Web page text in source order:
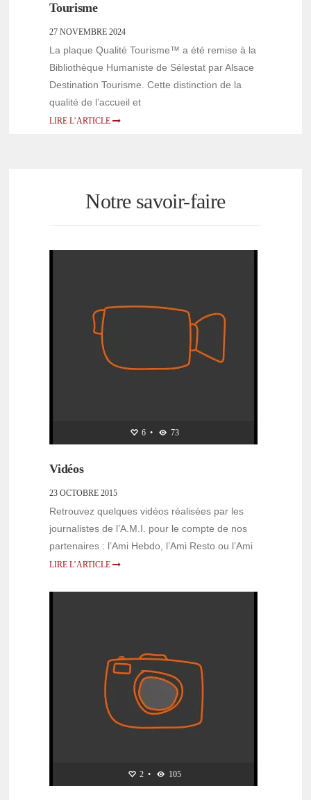
Tourisme
27 NOVEMBRE 2024
La plaque Qualité Tourisme™ a été remise à la
Bibliothèque Humaniste de Sélestat par Alsace
Destination Tourisme. Cette distinction de la
qualité de l’accueil et
LIRE L’ARTICLE
Notre savoir-faire
6 • 73
Vidéos
23 OCTOBRE 2015
Retrouvez quelques vidéos réalisées par les
journalistes de l’A.M.I. pour le compte de nos
partenaires : l’Ami Hebdo, l’Ami Resto ou l’Ami
LIRE L’ARTICLE
2 • 105